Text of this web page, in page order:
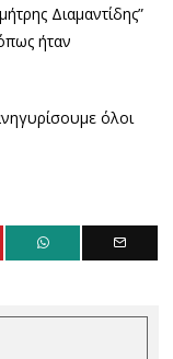
Διαμαντίδης”
ήταν
όλοι